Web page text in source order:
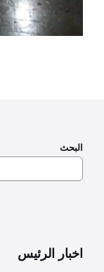
البحث
اخبار الرئيس